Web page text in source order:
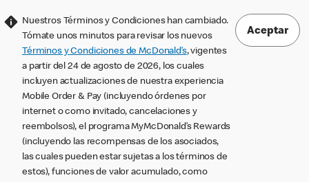
Nuestros Términos y Condiciones han cambiado.
Tómate unos minutos para revisar los nuevos
Términos y Condiciones de McDonald’s, vigentes
a partir del 24 de agosto de 2026, los cuales
incluyen actualizaciones de nuestra experiencia
Mobile Order & Pay (incluyendo órdenes por
internet o como invitado, cancelaciones y
reembolsos), el programa MyMcDonald’s Rewards
(incluyendo las recompensas de los asociados,
las cuales pueden estar sujetas a los términos de
estos), funciones de valor acumulado, como
Aceptar